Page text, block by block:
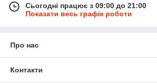
Сьогодні працює з 09:00 до 21:00
Показати весь графік роботи
Про нас
Контакти